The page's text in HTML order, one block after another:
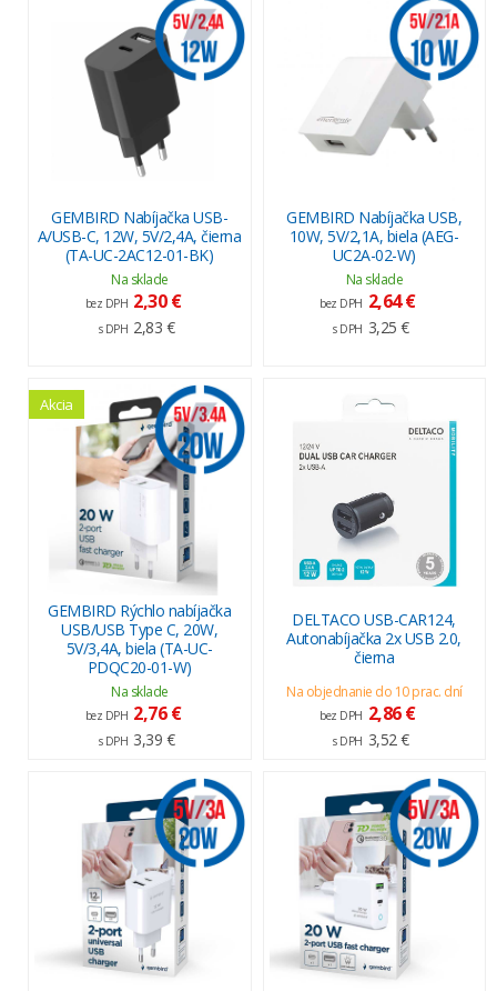
GEMBIRD Nabíjačka USB-
A/USB-C, 12W, 5V/2,4A, čierna
(TA-UC-2AC12-01-BK)
Na sklade
bez DPH 2,30 €
s DPH 2,83 €
GEMBIRD Nabíjačka USB,
10W, 5V/2,1A, biela (AEG-
UC2A-02-W)
Na sklade
bez DPH 2,64 €
s DPH 3,25 €
Akcia
GEMBIRD Rýchlo nabíjačka
USB/USB Type C, 20W,
5V/3,4A, biela (TA-UC-
PDQC20-01-W)
Na sklade
bez DPH 2,76 €
s DPH 3,39 €
DELTACO USB-CAR124,
Autonabíjačka 2x USB 2.0,
čierna
Na objednanie do 10 prac. dní
bez DPH 2,86 €
s DPH 3,52 €